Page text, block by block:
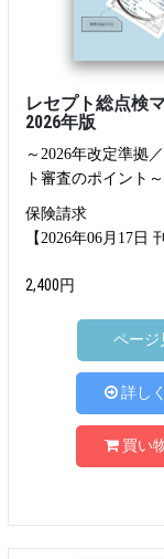
レセプト総点検
2026年版
～2026年改定準拠
ト審査のポイント～
保険請求
【2026年06月17日
2,400円
ページ
詳し
買い